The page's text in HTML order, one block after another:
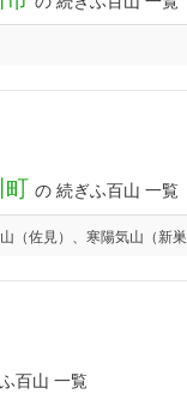
町 の 続ぎふ百山 一覧
（佐見）、寒陽気山（新巣
百山 一覧